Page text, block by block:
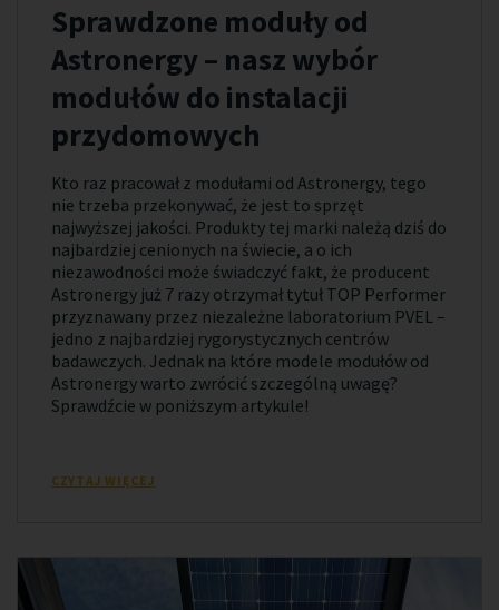
Sprawdzone moduły od
Astronergy – nasz wybór
modułów do instalacji
przydomowych
Kto raz pracował z modułami od Astronergy, tego
nie trzeba przekonywać, że jest to sprzęt
najwyższej jakości. Produkty tej marki należą dziś do
najbardziej cenionych na świecie, a o ich
niezawodności może świadczyć fakt, że producent
Astronergy już 7 razy otrzymał tytuł TOP Performer
przyznawany przez niezależne laboratorium PVEL –
jedno z najbardziej rygorystycznych centrów
badawczych. Jednak na które modele modułów od
Astronergy warto zwrócić szczególną uwagę?
Sprawdźcie w poniższym artykule!
CZYTAJ WIĘCEJ